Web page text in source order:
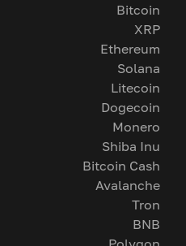
Bitcoin
XRP
Ethereum
Solana
Litecoin
Dogecoin
Monero
Shiba Inu
Bitcoin Cash
Avalanche
Tron
BNB